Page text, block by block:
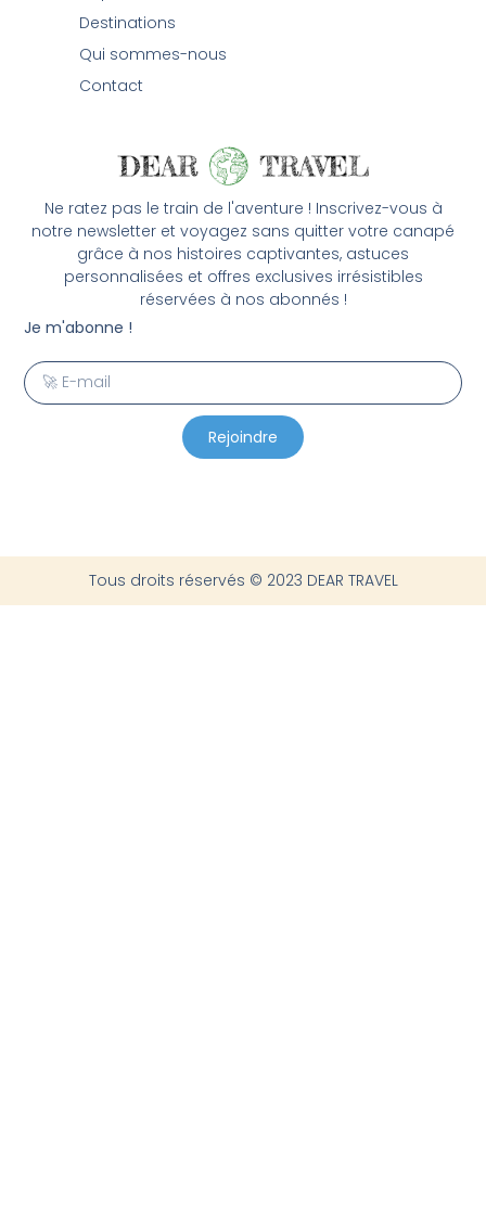
Ne ratez pas le train de l'aventure ! Inscrivez-vous à
notre newsletter et voyagez sans quitter votre canapé
grâce à nos histoires captivantes, astuces
personnalisées et offres exclusives irrésistibles
réservées à nos abonnés !
Je m'abonne !
Rejoindre
Destinations
Qui sommes-nous
Contact
Tous droits réservés © 2023 DEAR TRAVEL